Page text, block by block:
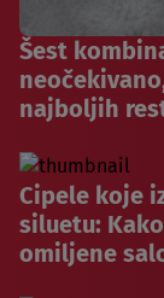
Šest
najboljih
Cipele koje
siluetu:
omiljene